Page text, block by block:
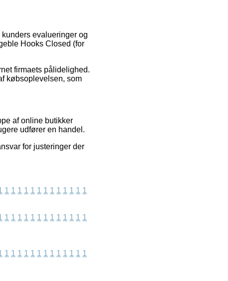
evalueringer og
Hooks Closed (for
firmaets pålidelighed.
købsoplevelsen, som
af online butikker
udfører en handel.
for justeringer der
1 1 1 1 1 1 1 1 1 1 1 1 1
1 1 1 1 1 1 1 1 1 1 1 1 1
1 1 1 1 1 1 1 1 1 1 1 1 1